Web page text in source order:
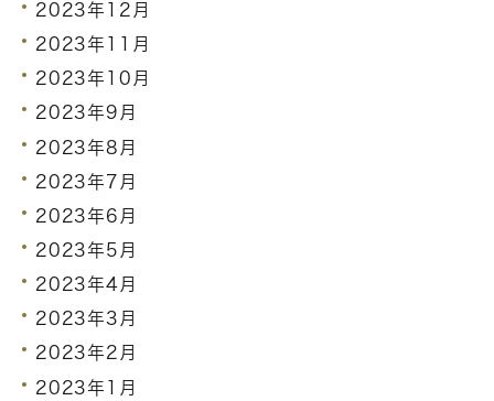
2023年12月
2023年11月
2023年10月
2023年9月
2023年8月
2023年7月
2023年6月
2023年5月
2023年4月
2023年3月
2023年2月
2023年1月